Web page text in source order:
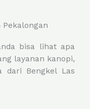
Pekalongan
bisa lihat apa
layanan kanopi,
dari Bengkel Las